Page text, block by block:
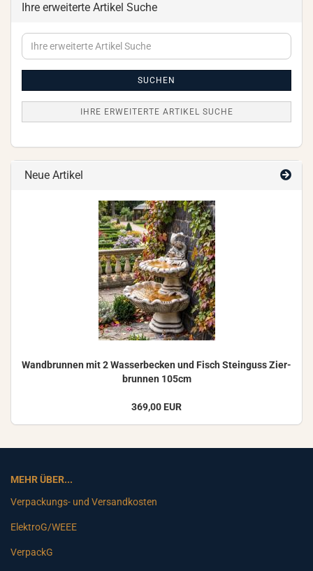
Ihre erweiterte Artikel Suche
Ihre
erweiterte
SUCHEN
IHRE ERWEITERTE ARTIKEL SUCHE
Neue Artikel
Wand­brun­nen mit 2 Was­ser­be­cken und Fisch Stein­guss Zier­
brun­nen 105cm
369,00 EUR
MEHR ÜBER...
Verpackungs- und Versandkosten
ElektroG/WEEE
VerpackG